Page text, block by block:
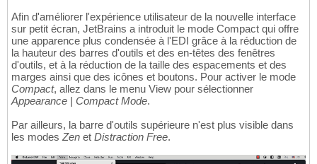
Afin d'améliorer l'expérience utilisateur de la nouvelle interface
sur petit écran, JetBrains a introduit le mode Compact qui offre
une apparence plus condensée à l'EDI grâce à la réduction de
la hauteur des barres d'outils et des en-têtes des fenêtres
d'outils, et à la réduction de la taille des espacements et des
marges ainsi que des icônes et boutons. Pour activer le mode
Compact, allez dans le menu View pour sélectionner
Appearance | Compact Mode.
Par ailleurs, la barre d'outils supérieure n'est plus visible dans
les modes Zen et Distraction Free.